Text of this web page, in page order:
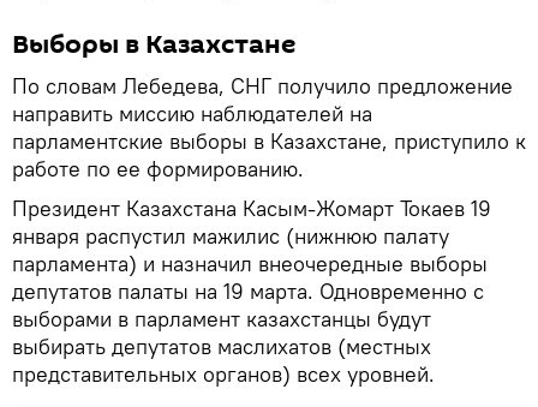
Выборы в Казахстане
По словам Лебедева, СНГ получило предложение
направить миссию наблюдателей на
парламентские выборы в Казахстане, приступило к
работе по ее формированию.
Президент Казахстана Касым-Жомарт Токаев 19
января распустил мажилис (нижнюю палату
парламента) и назначил внеочередные выборы
депутатов палаты на 19 марта. Одновременно с
выборами в парламент казахстанцы будут
выбирать депутатов маслихатов (местных
представительных органов) всех уровней.